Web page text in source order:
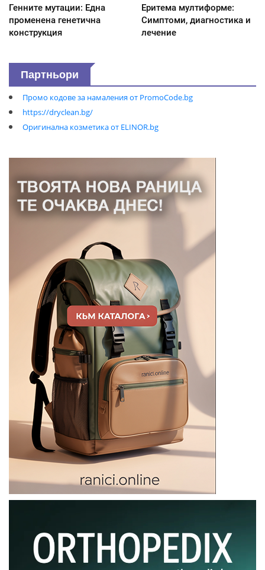
Генните мутации: Една
променена генетична
конструкция
Еритема мултиформе:
Симптоми, диагностика и
лечение
Партньори
Промо кодове за намаления от PromoCode.bg
https://dryclean.bg/
Оригинална козметика от ELINOR.bg